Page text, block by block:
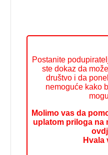
Postanite
ste dokaz da
društvo i da
nemoguće kako
Molimo vas da
uplatom priloga na
Hvala